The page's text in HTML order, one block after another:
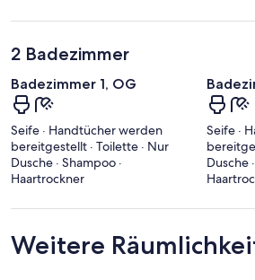
2 Badezimmer
Badezimmer 1, OG
Seife · Handtücher werden
bereitgestellt · Toilette · Nur
Dusche · Shampoo ·
Haartrockner
Seife ·
Dusche
Weitere